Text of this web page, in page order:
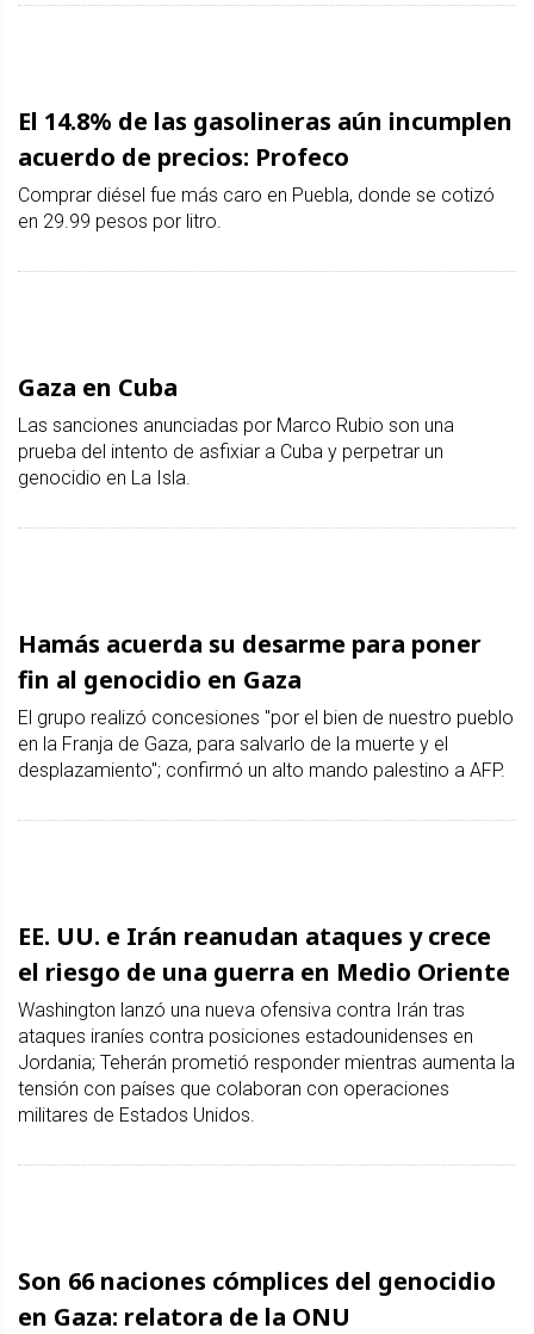
El 14.8% de las gasolineras aún incumplen
acuerdo de precios: Profeco
Comprar diésel fue más caro en Puebla, donde se cotizó
en 29.99 pesos por litro.
Gaza en Cuba
Las sanciones anunciadas por Marco Rubio son una
prueba del intento de asfixiar a Cuba y perpetrar un
genocidio en La Isla.
Hamás acuerda su desarme para poner
fin al genocidio en Gaza
El grupo realizó concesiones "por el bien de nuestro pueblo
en la Franja de Gaza, para salvarlo de la muerte y el
desplazamiento"; confirmó un alto mando palestino a AFP.
EE. UU. e Irán reanudan ataques y crece
el riesgo de una guerra en Medio Oriente
Washington lanzó una nueva ofensiva contra Irán tras
ataques iraníes contra posiciones estadounidenses en
Jordania; Teherán prometió responder mientras aumenta la
tensión con países que colaboran con operaciones
militares de Estados Unidos.
Son 66 naciones cómplices del genocidio
en Gaza: relatora de la ONU